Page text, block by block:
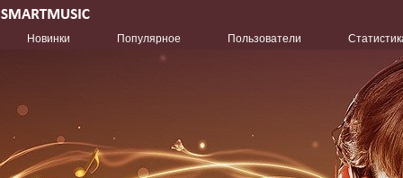
Новинки Популярное Пользователи